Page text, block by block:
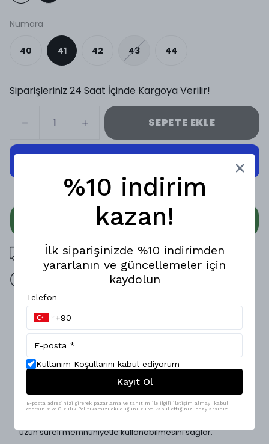
Numara
40 41 42 43 44
Siparişleriniz 24 Saat İçinde Kargoya Verilir!
SEPETE EKLE
WHATSAPP
3000 TL üzeri ücretsiz kargo
14 gün içinde iade değişim
Ürün Açıklaması
Madrid Erkek Sneaker Ayakkabı, Mesfeno markasının öne
çıkan tasarımlarından biridir. Kaliteli ithal deriden üretilmiş
olan bu spor ayakkabı, hem estetik hem de dayanıklılık
açısından mükemmel bir denge sunmaktadır.
Dayanıklı Malzeme
Kullanılan ithal deri, uzun ömürlü bir kullanım deneyimi
sağlarken, taban yapısı sayesinde sararma ve çatlama
gibi sorunları ortadan kaldırır. Bu özellik, ayakkabının estetik
uzun süreli memnuniyetle kullanabilmesini sağlar.
%10 indirim
kazan!
İlk siparişinizde %10 indirimden
yararlanın ve güncellemeler için
kaydolun
Telefon
Kullanım Koşullarını kabul ediyorum
Kayıt Ol
E-posta adresinizi girerek pazarlama ve tanıtım ile ilgili iletişim almayı kabul
edersiniz ve Gizlilik Politikamızı okuduğunuzu ve kabul ettiğinizi onaylarsınız.